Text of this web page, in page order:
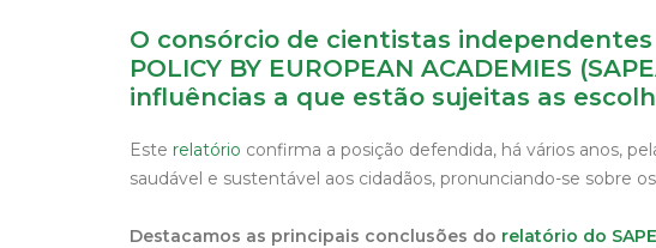
O consórcio de cientistas independentes
POLICY BY EUROPEAN ACADEMIES
influências a que estão sujeitas as
Este relatório confirma a posição defendida, há vários anos,
saudável e sustentável aos cidadãos, pronunciando-se sobre
Destacamos as principais conclusões do relatório do